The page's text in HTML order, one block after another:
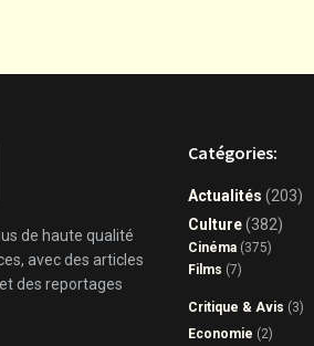
de haute qualité
avec des articles
des reportages
Catégories:
Actualités (203)
Culture(382)
Cinéma (375)
Films (7)
Critique & Avis (3)
Economie (2)